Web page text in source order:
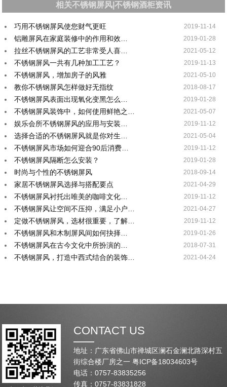
相关不锈钢屏风|不锈钢酒柜资讯
巧用不锈钢屏风使您财气更旺 2019-11-14
铝雕屏风在家庭装修中的作用和效… 2019-01-28
拉丝不锈钢屏风的工艺非常受人喜… 2021-05-12
不锈钢屏风一共有几种加工工艺？ 2019-11-13
不锈钢屏风，增加房子的风雅 2021-05-10
教你不锈钢屏风怎样做好无指纹 2018-08-17
不锈钢屏风表面出现氧化变黑怎么… 2019-01-28
不锈钢屏风装饰中，如何使用鲜艳之… 2021-05-07
娱乐会所不锈钢屏风的应用与安装… 2019-11-12
选择合适的不锈钢屏风就是你对生… 2021-05-04
不锈钢屏风市场如何迎合90后消费… 2019-11-12
不锈钢屏风隔断怎么安装？ 2019-01-28
时尚与个性的不锈钢屏风 2018-09-14
家居不锈钢屏风选择与搭配要点 2021-04-29
不锈钢屏风衬托出唯美的咖啡文化… 2019-11-12
不锈钢屏风让空间不压抑，满足小户… 2021-04-27
定做不锈钢屏风，选材很重要，了解… 2019-11-12
不锈钢屏风和木制屏风间如何抉择… 2019-01-26
不锈钢屏风在古今文化中所扮演的… 2018-07-31
不锈钢屏风，打造中西式结合的装饰… 2021-04-24
CONTACT US
地址：广东省佛山市禅城区澜石金澜北路深村五
街综合楼厂房之一 粤ICP备18034603号
电话：0757-83835256
传真：0757-83831828